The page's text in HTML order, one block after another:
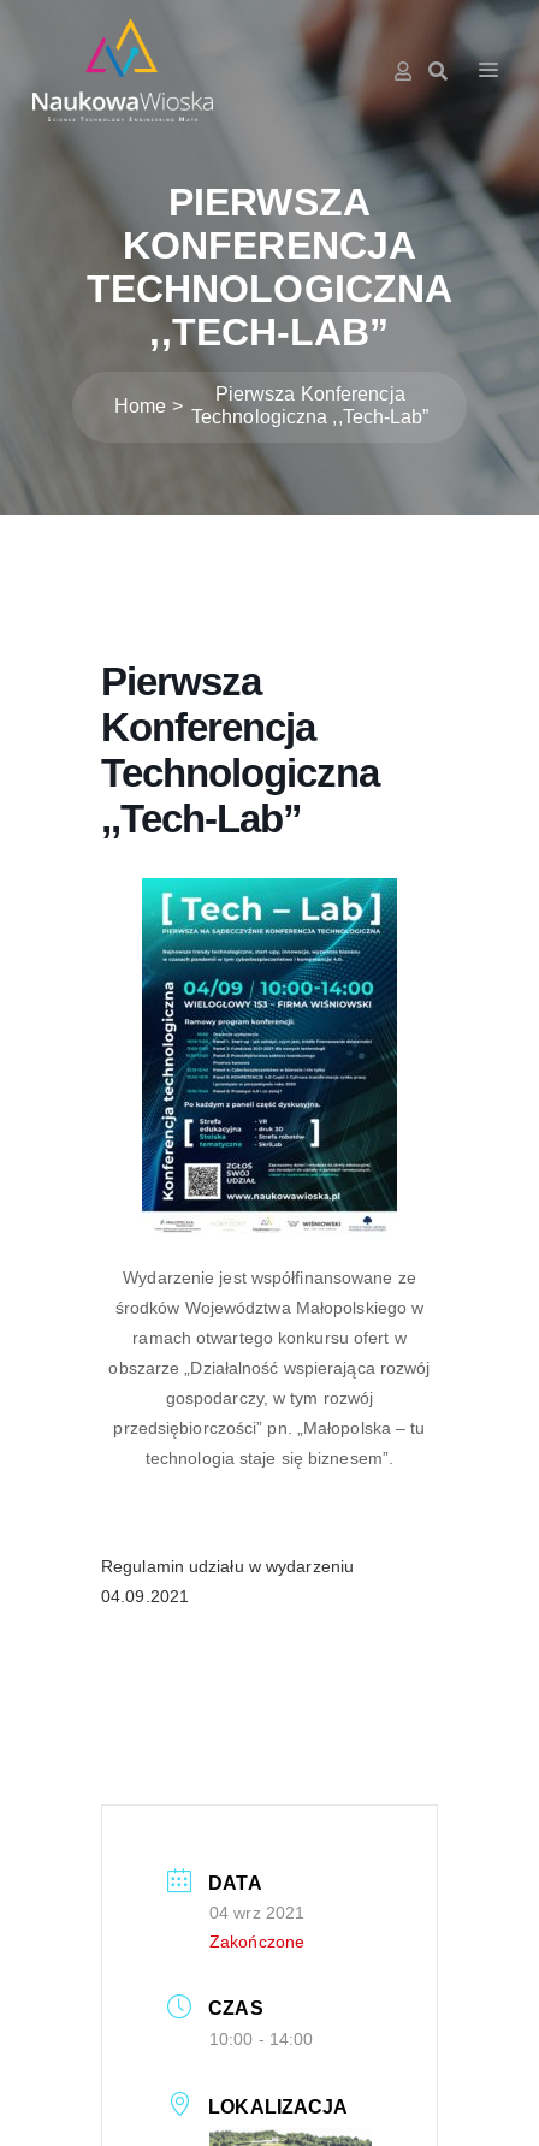
PIERWSZA
KONFERENCJA
TECHNOLOGICZNA
,,TECH-LAB”
Home
Pierwsza Konferencja
Technologiczna ,,Tech-Lab”
Pierwsza
Konferencja
Technologiczna
,,Tech-Lab”
Wydarzenie jest współfinansowane ze
środków Województwa Małopolskiego w
ramach otwartego konkursu ofert w
obszarze „Działalność wspierająca rozwój
gospodarczy, w tym rozwój
przedsiębiorczości” pn. „Małopolska – tu
technologia staje się biznesem”.
Regulamin udziału w wydarzeniu
04.09.2021
DATA
04 wrz 2021
Zakończone
CZAS
10:00 - 14:00
LOKALIZACJA